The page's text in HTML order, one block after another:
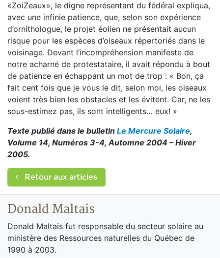
«ZoiZeaux», le digne représentant du fédéral expliqua,
avec une infinie patience, que, selon son expérience
d’ornithologue, le projet éolien ne présentait aucun
risque pour les espèces d’oiseaux répertoriés dans le
voisinage. Devant l’incompréhension manifeste de
notre acharné de protestataire, il avait répondu à bout
de patience en échappant un mot de trop : « Bon, ça
fait cent fois que je vous le dit, selon moi, les oiseaux
voient très bien les obstacles et les évitent. Car, ne les
sous-estimez pas, ils sont intelligents… eux! »
Texte publié dans le bulletin Le Mercure Solaire,
Volume 14, Numéros 3-4, Automne 2004 – Hiver
2005.
Retour aux articles
Donald Maltais
Donald Maltais fut responsable du secteur solaire au
ministère des Ressources naturelles du Québec de
1990 à 2003.